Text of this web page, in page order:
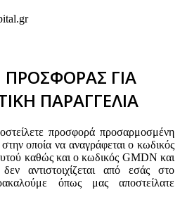
ΓΙΑ
ΠΑΡΑΓΓΕΛΙΑ
προσφορά προσαρμοσμένη
στην οποία να αναγράφεται ο κωδικός
καθώς και ο κωδικός GMDN και
αντιστοιχίζεται από εσάς στο
όπως μας αποστείλατε